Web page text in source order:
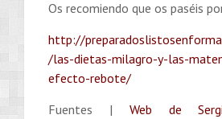
Os recomiendo que os paséis
http://
/las-dietas-milagro-y-las-
efecto-rebote/
Fuentes | Web de